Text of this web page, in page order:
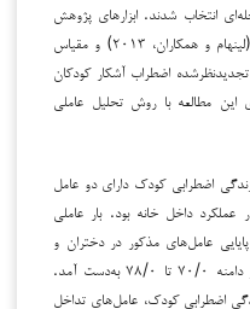
انتخاب شدند. ابزارهای پژوهش
شامل مقیاس تداخل زندگی اضطرابی کودک (لینهام و همکاران، ۲۰۱۳) و مقیاس
۱۹۹۷) و مقیاس تجدیدنظرشده اضطراب آشکار کودکان
بودند. داده‌های این مطالعه با روش تحلیل عاملی
اضطرابی کودک دارای دو عامل
داخل خانه بود. بار عاملی
عامل بالاتر از ۵۰/۰ بود و پایایی عامل‌های مذکور در دختران و
پسران و کل نمونه با روش آلفای کرونباخ در دامنه ۷۰/۰ تا ۷۸/۰ به‌دست آمد.
اضطرابی کودک، عامل‌های تداخل